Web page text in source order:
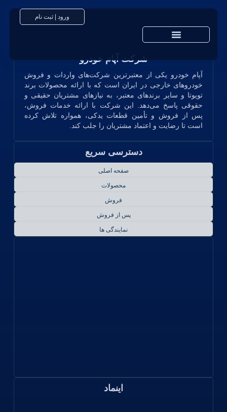
ورود | ثبت نام
شرکت آپام خودرو
آپام خودرو یکی از معتبرترین شرکت‌های واردات و فروش
خودروهای خارجی در ایران است که با ارائه محصولات برند
تویوتا و سایر برندهای معتبر، به نیازهای مشتریان حقیقی و
حقوقی پاسخ می‌دهد. این شرکت با ارائه خدمات فروش،
پس از فروش و تأمین قطعات یدکی، همواره تلاش کرده
است تا رضایت و اعتماد مشتریان را جلب کند.
دسترسی سریع
صفحه اصلی
محصولات
فروش
پس از فروش
نمایندگی ها
اینماد